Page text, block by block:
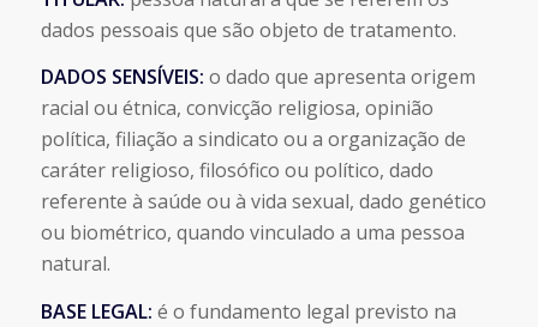
dados pessoais que são objeto de tratamento.
DADOS SENSÍVEIS: o dado que apresenta origem
racial ou étnica, convicção religiosa, opinião
política, filiação a sindicato ou a organização de
caráter religioso, filosófico ou político, dado
referente à saúde ou à vida sexual, dado genético
ou biométrico, quando vinculado a uma pessoa
natural.
BASE LEGAL: é o fundamento legal previsto na